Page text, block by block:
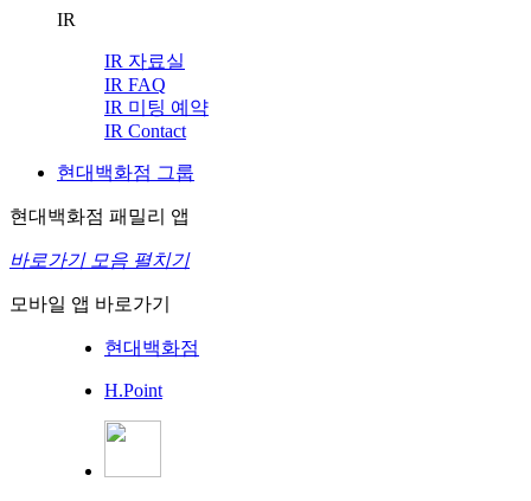
IR
IR 자료실
IR FAQ
IR 미팅 예약
IR Contact
현대백화점 그룹
현대백화점 패밀리 앱
바로가기 모음 펼치기
모바일 앱 바로가기
현대백화점
H.Point